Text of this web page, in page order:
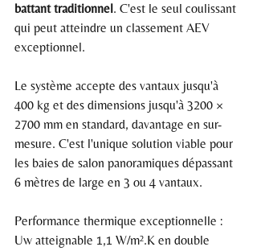
battant traditionnel. C'est le seul coulissant
qui peut atteindre un classement AEV
exceptionnel.
Le système accepte des vantaux jusqu'à
400 kg et des dimensions jusqu'à 3200 ×
2700 mm en standard, davantage en sur-
mesure. C'est l'unique solution viable pour
les baies de salon panoramiques dépassant
6 mètres de large en 3 ou 4 vantaux.
Performance thermique exceptionnelle :
Uw atteignable 1,1 W/m².K en double